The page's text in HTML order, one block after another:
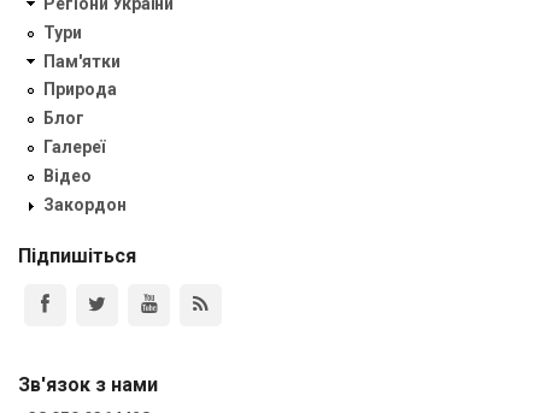
Тури
Пам'ятки
Природа
Блог
Галереї
Відео
Закордон
Підпишіться
Зв'язок з нами